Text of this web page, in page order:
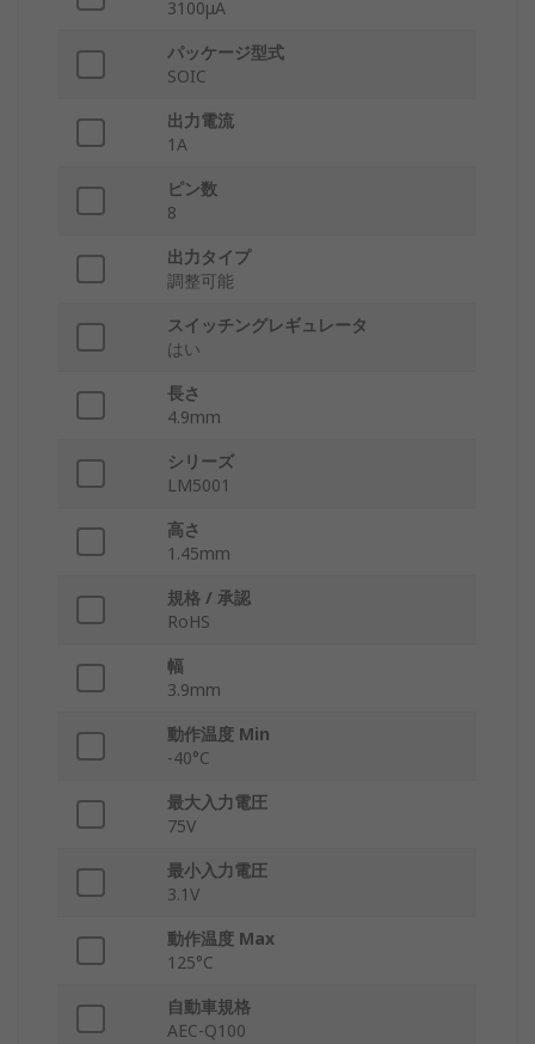
3100μA
パッケージ型式
SOIC
出力電流
1A
ピン数
8
出力タイプ
調整可能
スイッチングレギュレータ
はい
長さ
4.9mm
シリーズ
LM5001
高さ
1.45mm
規格 / 承認
RoHS
幅
3.9mm
動作温度 Min
-40°C
最大入力電圧
75V
最小入力電圧
3.1V
動作温度 Max
125°C
自動車規格
AEC-Q100